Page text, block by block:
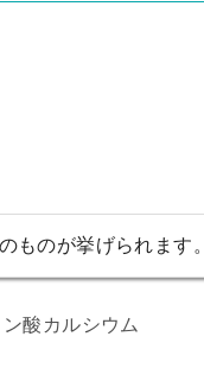
ものが挙げられます。
酸カルシウム